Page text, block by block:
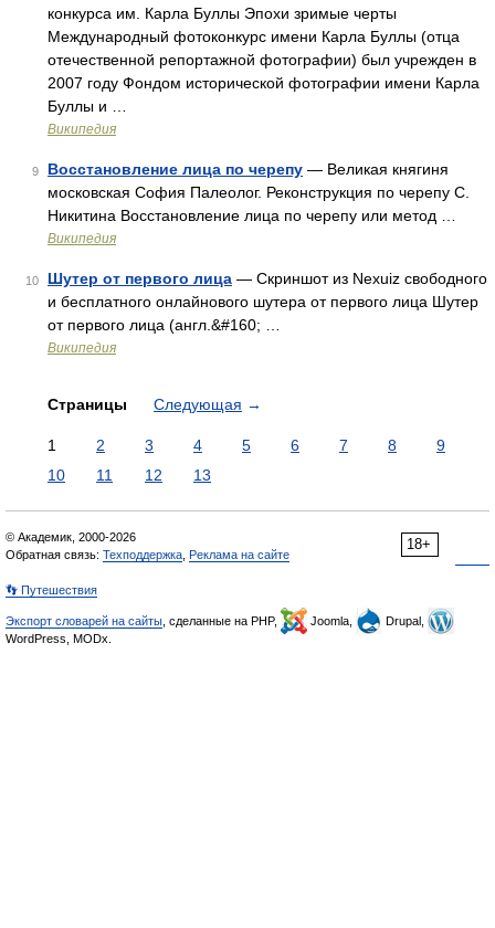
конкурса им. Карла Буллы Эпохи зримые черты
Международный фотоконкурс имени Карла Буллы (отца
отечественной репортажной фотографии) был учрежден в
2007 году Фондом исторической фотографии имени Карла
Буллы и …
Википедия
9 Восстановление лица по черепу — Великая княгиня
московская София Палеолог. Реконструкция по черепу С.
Никитина Восстановление лица по черепу или метод …
Википедия
10 Шутер от первого лица — Скриншот из Nexuiz свободного
и бесплатного онлайнового шутера от первого лица Шутер
от первого лица (англ.&#160; …
Википедия
Страницы Следующая →
1 2 3 4 5 6 7 8
9
10
11 12 13
18+
© Академик, 2000-2026
Обратная связь: Техподдержка Реклама на сайте
👣 Путешествия
Экспорт словарей на сайты , сделанные на PHP, Joomla,
Drupal,
WordPress, MODx.